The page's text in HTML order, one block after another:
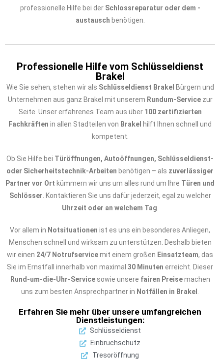
professionelle Hilfe bei der Schlossreparatur oder dem -
austausch benötigen.
Professionelle Hilfe vom Schlüsseldienst
Brakel
Wie Sie sehen, stehen wir als Schlüsseldienst Brakel Bürgern und
Unternehmen aus ganz Brakel mit unserem Rundum-Servicezur
Seite. Unser erfahrenes Team aus über 100 zertifizierten
Fachkräften in allen Stadteilen von Brakel hilft Ihnen schnell und
kompetent.
Ob Sie Hilfe bei Türöffnungen, Autoöffnungen, Schlüsseldienst-
oder Sicherheitstechnik-Arbeiten benötigen – als zuverlässiger
Partner vor Ort kümmern wir uns um alles rund um Ihre Türen und
Schlösser . Kontaktieren Sie uns dafür jederzeit, egal zu welcher
Uhrzeit oder an welchem Tag
Vor allem in Notsituationen ist es uns ein besonderes Anliegen,
Menschen schnell und wirksam zu unterstützen. Deshalb bieten
wir einen 24/7 Notrufservicemit einem großen Einsatzteam, das
Sie im Ernstfall innerhalb von maximal 30 Minuten erreicht. Dieser
Rund-um-die-Uhr-Servicesowie unsere fairen Preisemachen
uns zum besten Ansprechpartner in Notfällen in Brakel
Erfahren Sie mehr über unsere umfangreichen
Dienstleistungen:
Schlüsseldienst
Einbruchschutz
Tresoröffnung